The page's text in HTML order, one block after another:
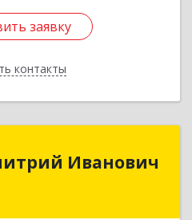
заявку
контакты
заявку
Иванович
Иванович
край, Железноводск г,